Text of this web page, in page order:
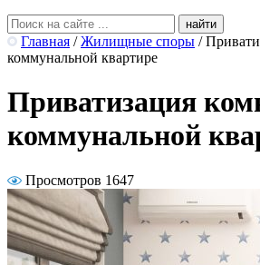
Главная / Жилищные споры /
коммунальной квартире
Приватизация
коммунальной
Просмотров 1647